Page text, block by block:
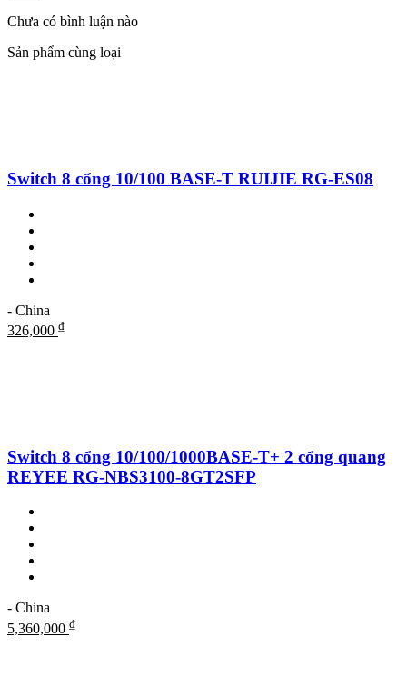
Chưa có bình luận nào
Sản phẩm cùng loại
Switch 8 cổng 10/100 BASE-T RUIJIE RG-ES08
- China
326,000 ₫
Switch 8 cổng 10/100/1000BASE-T+ 2 cổng quang
REYEE RG-NBS3100-8GT2SFP
- China
5,360,000 ₫